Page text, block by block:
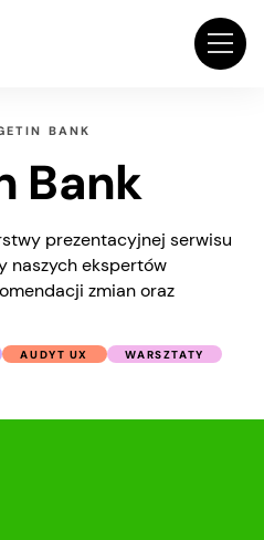
BANK
Bank
prezentacyjnej serwisu
naszych ekspertów
zmian oraz
AUDYT UX WARSZTATY